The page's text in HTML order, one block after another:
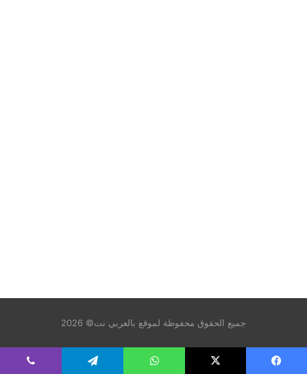
جميع الحقوق محفوظة لموقع بالعربي نت© 2026